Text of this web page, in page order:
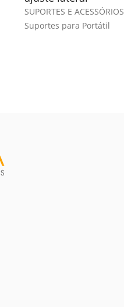
SUPORTES E ACESSÓRIOS
Suportes para Portátil